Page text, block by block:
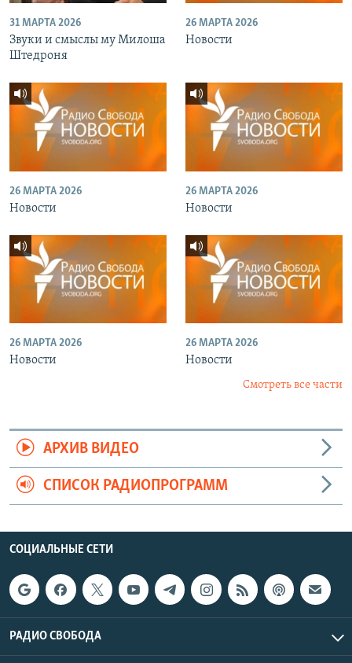
31 МАРТА 2026
Звуки и смыслы му Милоша
Штедроня
26 МАРТА 2026
Новости
26 МАРТА 2026
Новости
26 МАРТА 2026
Новости
26 МАРТА 2026
Новости
26 МАРТА 2026
Новости
Смотреть все части
АРХИВ ВИДЕО
СПИСОК РАДИОПРОГРАММ
СОЦИАЛЬНЫЕ СЕТИ
РАДИО СВОБОДА